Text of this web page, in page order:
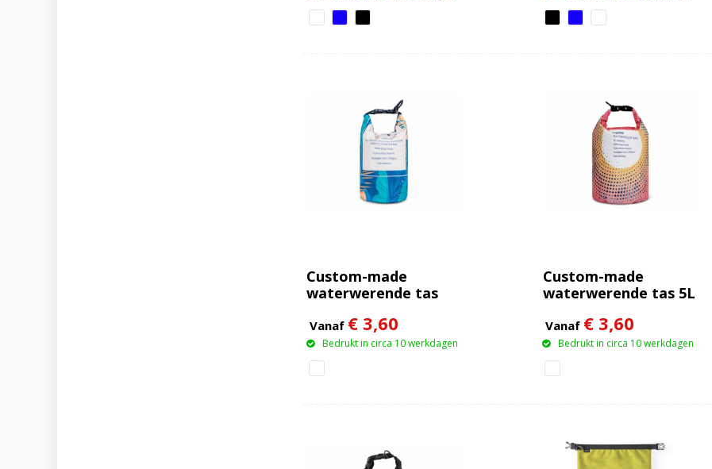
Custom-made
waterwerende tas
Vanaf € 3,60
Bedrukt in circa 10 werkdagen
Custom-made
waterwerende tas 5L
Vanaf € 3,60
Bedrukt in circa 10 werkdagen